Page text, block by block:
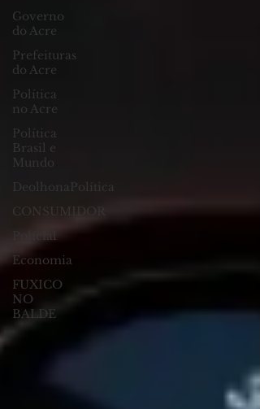
Governo
do Acre
Prefeituras
do Acre
Política
no Acre
Política
Brasil e
Mundo
DeolhonaPolítica
CONSUMIDOR
Economia
FUXICO
NO
BALDE